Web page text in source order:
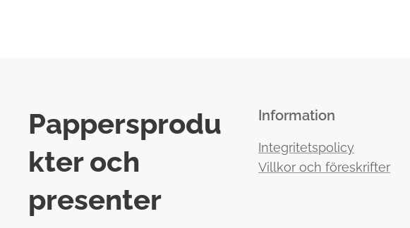
Pappersprodu
kter och
presenter
Information
Integritetspolicy
Villkor och föreskrifter